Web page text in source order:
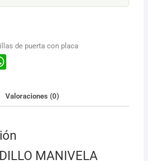
de puerta con placa
W
at
s
p
p
Valoraciones (0)
MANIVELA